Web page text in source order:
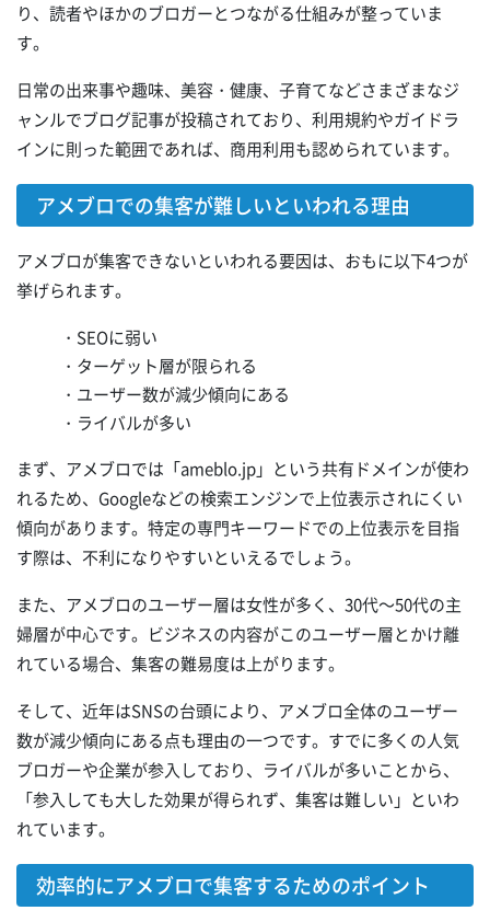
り、読者やほかのブロガーとつながる仕組みが整っていま
す。
日常の出来事や趣味、美容・健康、子育てなどさまざまなジ
ャンルでブログ記事が投稿されており、利用規約やガイドラ
インに則った範囲であれば、商用利用も認められています。
アメブロでの集客が難しいといわれる理由
アメブロが集客できないといわれる要因は、おもに以下4つが
挙げられます。
・SEOに弱い
・ターゲット層が限られる
・ユーザー数が減少傾向にある
・ライバルが多い
まず、アメブロでは「ameblo.jp」という共有ドメインが使わ
れるため、Googleなどの検索エンジンで上位表示されにくい
傾向があります。特定の専門キーワードでの上位表示を目指
す際は、不利になりやすいといえるでしょう。
また、アメブロのユーザー層は女性が多く、30代～50代の主
婦層が中心です。ビジネスの内容がこのユーザー層とかけ離
れている場合、集客の難易度は上がります。
そして、近年はSNSの台頭により、アメブロ全体のユーザー
数が減少傾向にある点も理由の一つです。すでに多くの人気
ブロガーや企業が参入しており、ライバルが多いことから、
「参入しても大した効果が得られず、集客は難しい」といわ
れています。
効率的にアメブロで集客するためのポイント